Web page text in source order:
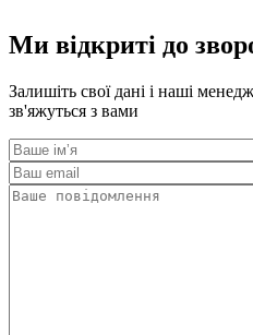
Ми відкриті до
Залишіть свої дані і наші
зв'яжуться з вами